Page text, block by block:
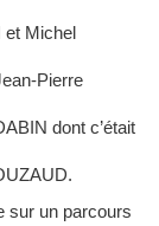
Michel
Pierre
dont c’était
sur un parcours